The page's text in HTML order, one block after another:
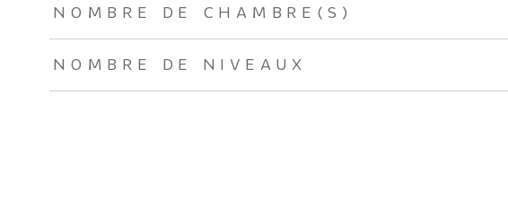
NOMBRE DE CHAMBRE(S)
NOMBRE DE NIVEAUX